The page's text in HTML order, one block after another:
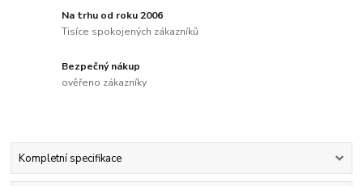
Na trhu od roku 2006
Tisíce spokojených zákazníků
Bezpečný nákup
ověřeno zákazníky
Kompletní specifikace